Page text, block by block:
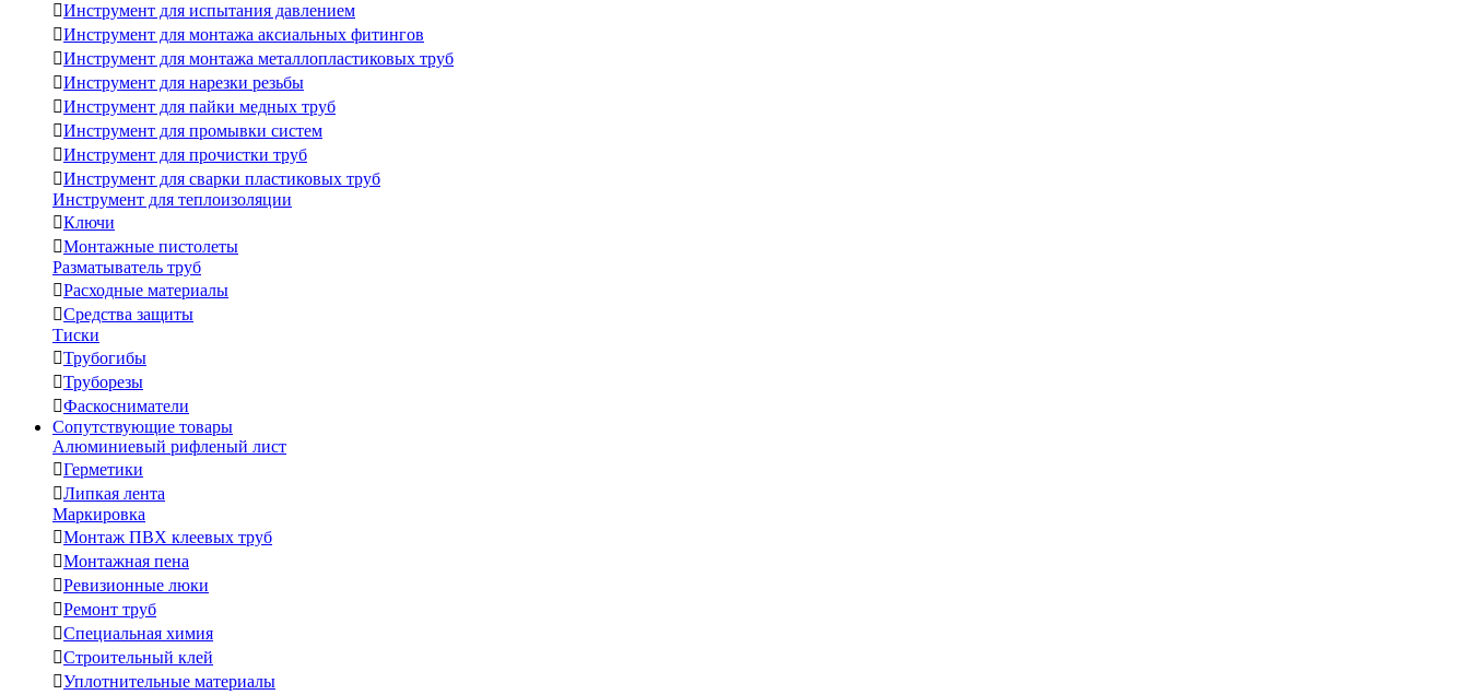
Инструмент для испытания давлением
Инструмент для монтажа аксиальных фитингов
Инструмент для монтажа металлопластиковых труб
Инструмент для нарезки резьбы
Инструмент для пайки медных труб
Инструмент для промывки систем
Инструмент для прочистки труб
Инструмент для сварки пластиковых труб
Инструмент для теплоизоляции
Ключи
Монтажные пистолеты
Разматыватель труб
Расходные материалы
Средства защиты
Тиски
Трубогибы
Труборезы
Фаскосниматели
Сопутствующие товары
Алюминиевый рифленый лист
Герметики
Липкая лента
Маркировка
Монтаж ПВХ клеевых труб
Монтажная пена
Ревизионные люки
Ремонт труб
Специальная химия
Строительный клей
Уплотнительные материалы